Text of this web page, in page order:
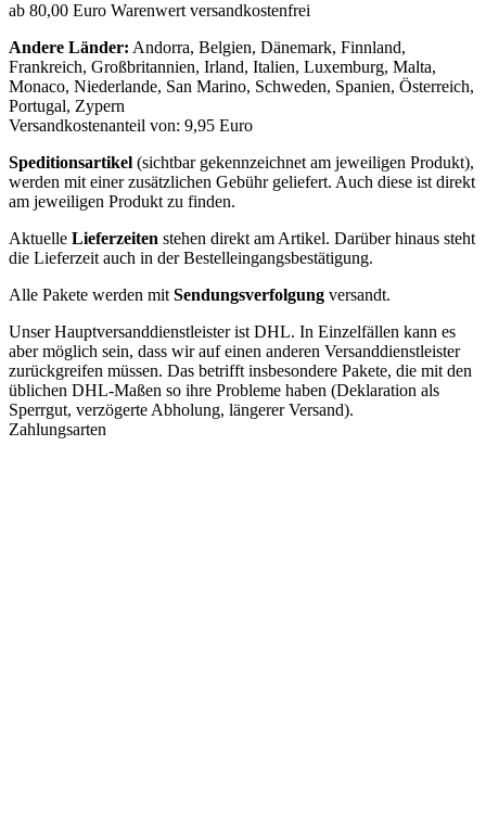
ab 80,00 Euro Warenwert versandkostenfrei
Andere Länder: Andorra, Belgien, Dänemark, Finnland,
Frankreich, Großbritannien, Irland, Italien, Luxemburg, Malta,
Monaco, Niederlande, San Marino, Schweden, Spanien, Österreich,
Portugal, Zypern
Versandkostenanteil von: 9,95 Euro
Speditionsartikel (sichtbar gekennzeichnet am jeweiligen Produkt),
werden mit einer zusätzlichen Gebühr geliefert. Auch diese ist direkt
am jeweiligen Produkt zu finden.
Aktuelle Lieferzeiten stehen direkt am Artikel. Darüber hinaus steht
die Lieferzeit auch in der Bestelleingangsbestätigung.
Alle Pakete werden mit Sendungsverfolgung versandt.
Unser Hauptversanddienstleister ist DHL. In Einzelfällen kann es
aber möglich sein, dass wir auf einen anderen Versanddienstleister
zurückgreifen müssen. Das betrifft insbesondere Pakete, die mit den
üblichen DHL-Maßen so ihre Probleme haben (Deklaration als
Sperrgut, verzögerte Abholung, längerer Versand).
Zahlungsarten